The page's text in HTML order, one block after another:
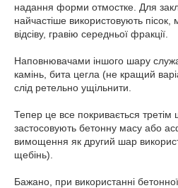
надання форми отмостке. Для
найчастіше використовують
відсіву, гравію середньої фракції.
Наповнювачами іншого шару
камінь, бита цегла (не кращий
слід ретельно ущільнити.
Тепер це все покривається
застосовують бетонну масу або
вимощення як другий шар
щебінь).
Бажано, при використанні